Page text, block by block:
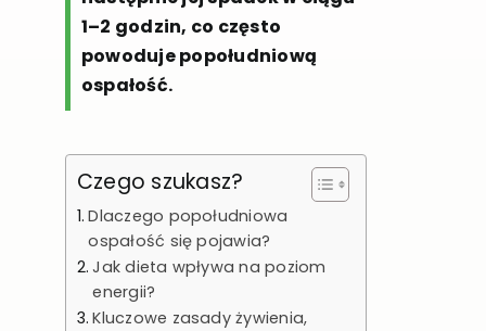
1–2 godzin, co często
powoduje popołudniową
ospałość.
Czego szukasz?
Dlaczego popołudniowa
ospałość się pojawia?
Jak dieta wpływa na poziom
energii?
Kluczowe zasady żywienia,